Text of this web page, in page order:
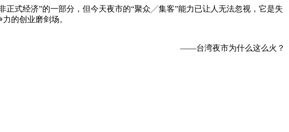
式经济”的一部分，但今天夜市的“聚众╱集客”能力已让人无法忽视，它是失
的创业磨剑场。
——台湾夜市为什么这么火？